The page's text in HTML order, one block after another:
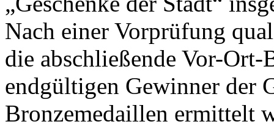
Nach einer Vorprüfung
die abschließende Vor-
endgültigen Gewinner der
Bronzemedaillen ermittelt